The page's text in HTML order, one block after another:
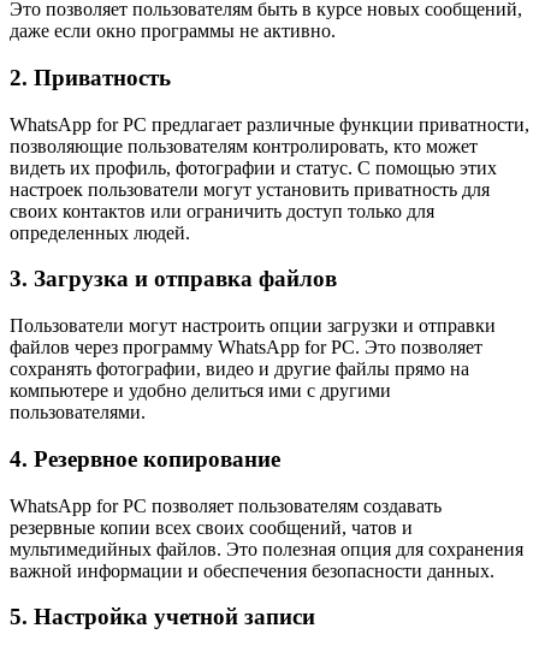
Это позволяет пользователям быть в курсе новых сообщений,
даже если окно программы не активно.
2. Приватность
WhatsApp for PC предлагает различные функции приватности,
позволяющие пользователям контролировать, кто может
видеть их профиль, фотографии и статус. С помощью этих
настроек пользователи могут установить приватность для
своих контактов или ограничить доступ только для
определенных людей.
3. Загрузка и отправка файлов
Пользователи могут настроить опции загрузки и отправки
файлов через программу WhatsApp for PC. Это позволяет
сохранять фотографии, видео и другие файлы прямо на
компьютере и удобно делиться ими с другими
пользователями.
4. Резервное копирование
WhatsApp for PC позволяет пользователям создавать
резервные копии всех своих сообщений, чатов и
мультимедийных файлов. Это полезная опция для сохранения
важной информации и обеспечения безопасности данных.
5. Настройка учетной записи